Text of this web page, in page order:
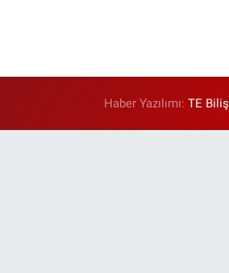
Haber Yazılımı:TE